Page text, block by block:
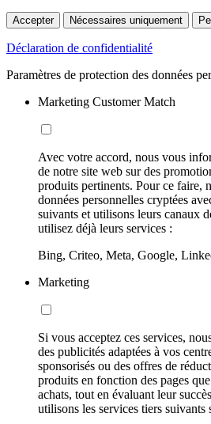
Accepter Nécessaires uniquement
Déclaration de confidentialité
Paramètres de protection des données
Marketing Customer Match
Avec votre accord, nous vous
de notre site web sur des
produits pertinents. Pour ce faire,
données personnelles cryptées
suivants et utilisons leurs canaux
utilisez déjà leurs services :
Bing, Criteo, Meta, Google,
Marketing
Si vous acceptez ces services,
des publicités adaptées à vos
sponsorisés ou des offres de
produits en fonction des pages
achats, tout en évaluant leur
utilisons les services tiers suivants